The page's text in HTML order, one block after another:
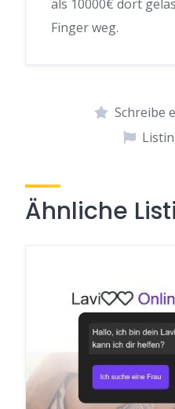
als 10000€ dort
Finger weg.
Schreibe
Ähnliche